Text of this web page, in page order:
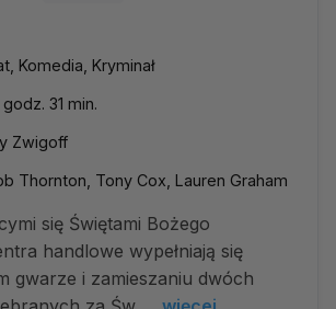
Komedia, Kryminał
godz. 31 min.
Zwigoff
Thornton, Tony Cox, Lauren Graham
się Świętami Bożego
handlowe wypełniają się
gwarze i zamieszaniu dwóch